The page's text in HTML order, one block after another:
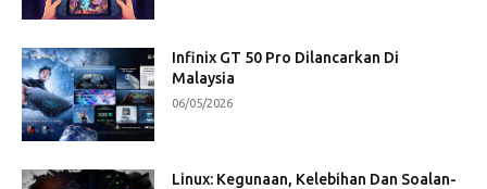
Infinix GT 50 Pro Dilancarkan Di
Malaysia
06/05/2026
Linux: Kegunaan, Kelebihan Dan Soalan-